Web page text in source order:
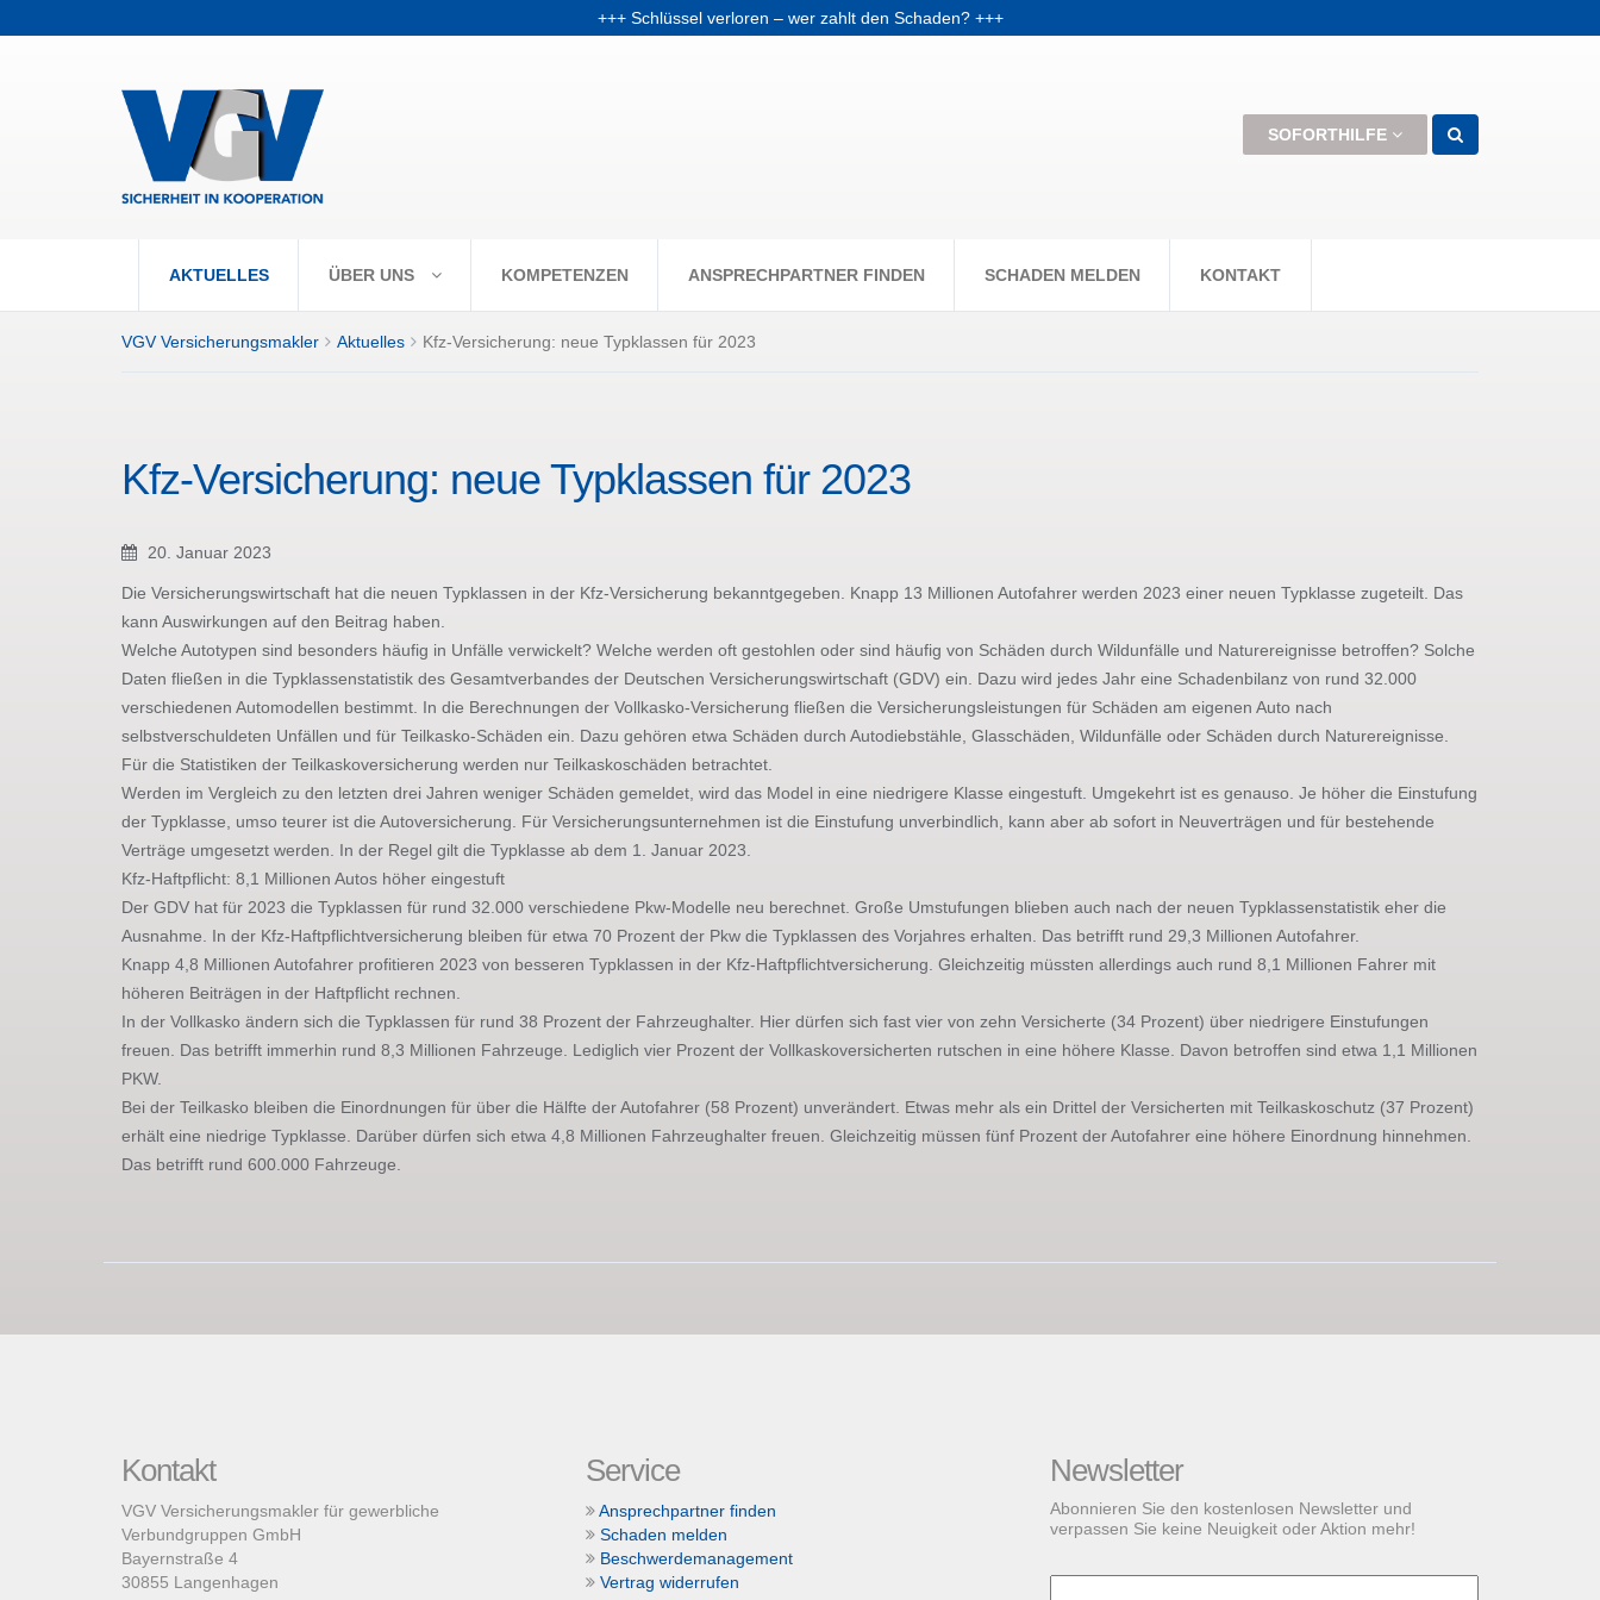
+++ Schlüssel verloren – wer zahlt den Schaden? +++
SOFORTHILFE
AKTUELLES ÜBER UNS KOMPETENZEN ANSPRECHPARTNER FINDEN SCHADEN MELDEN KONTAKT
VGV Versicherungsmakler Aktuelles Kfz-Versicherung: neue Typklassen für 2023
Kfz-Versicherung: neue Typklassen für 2023
20. Januar 2023
Die Versicherungswirtschaft hat die neuen Typklassen in der Kfz-Versicherung bekanntgegeben. Knapp 13 Millionen Autofahrer werden 2023 einer neuen Typklasse zugeteilt. Das
kann Auswirkungen auf den Beitrag haben.
Welche Autotypen sind besonders häufig in Unfälle verwickelt? Welche werden oft gestohlen oder sind häufig von Schäden durch Wildunfälle und Naturereignisse betroffen? Solche
Daten fließen in die Typklassenstatistik des Gesamtverbandes der Deutschen Versicherungswirtschaft (GDV) ein. Dazu wird jedes Jahr eine Schadenbilanz von rund 32.000
verschiedenen Automodellen bestimmt. In die Berechnungen der Vollkasko-Versicherung fließen die Versicherungsleistungen für Schäden am eigenen Auto nach
selbstverschuldeten Unfällen und für Teilkasko-Schäden ein. Dazu gehören etwa Schäden durch Autodiebstähle, Glasschäden, Wildunfälle oder Schäden durch Naturereignisse.
Für die Statistiken der Teilkaskoversicherung werden nur Teilkaskoschäden betrachtet.
Werden im Vergleich zu den letzten drei Jahren weniger Schäden gemeldet, wird das Model in eine niedrigere Klasse eingestuft. Umgekehrt ist es genauso. Je höher die Einstufung
der Typklasse, umso teurer ist die Autoversicherung. Für Versicherungsunternehmen ist die Einstufung unverbindlich, kann aber ab sofort in Neuverträgen und für bestehende
Verträge umgesetzt werden. In der Regel gilt die Typklasse ab dem 1. Januar 2023.
Kfz-Haftpflicht: 8,1 Millionen Autos höher eingestuft
Der GDV hat für 2023 die Typklassen für rund 32.000 verschiedene Pkw-Modelle neu berechnet. Große Umstufungen blieben auch nach der neuen Typklassenstatistik eher die
Ausnahme. In der Kfz-Haftpflichtversicherung bleiben für etwa 70 Prozent der Pkw die Typklassen des Vorjahres erhalten. Das betrifft rund 29,3 Millionen Autofahrer.
Knapp 4,8 Millionen Autofahrer profitieren 2023 von besseren Typklassen in der Kfz-Haftpflichtversicherung. Gleichzeitig müssten allerdings auch rund 8,1 Millionen Fahrer mit
höheren Beiträgen in der Haftpflicht rechnen.
In der Vollkasko ändern sich die Typklassen für rund 38 Prozent der Fahrzeughalter. Hier dürfen sich fast vier von zehn Versicherte (34 Prozent) über niedrigere Einstufungen
freuen. Das betrifft immerhin rund 8,3 Millionen Fahrzeuge. Lediglich vier Prozent der Vollkaskoversicherten rutschen in eine höhere Klasse. Davon betroffen sind etwa 1,1 Millionen
PKW.
Bei der Teilkasko bleiben die Einordnungen für über die Hälfte der Autofahrer (58 Prozent) unverändert. Etwas mehr als ein Drittel der Versicherten mit Teilkaskoschutz (37 Prozent)
erhält eine niedrige Typklasse. Darüber dürfen sich etwa 4,8 Millionen Fahrzeughalter freuen. Gleichzeitig müssen fünf Prozent der Autofahrer eine höhere Einordnung hinnehmen.
Das betrifft rund 600.000 Fahrzeuge.
Kontakt
VGV Versicherungsmakler für gewerbliche
Verbundgruppen GmbH
Bayernstraße 4
30855 Langenhagen
Service
Ansprechpartner finden
Schaden melden
Beschwerdemanagement
Vertrag widerrufen
Newsletter
Abonnieren Sie den kostenlosen Newsletter und
verpassen Sie keine Neuigkeit oder Aktion mehr!